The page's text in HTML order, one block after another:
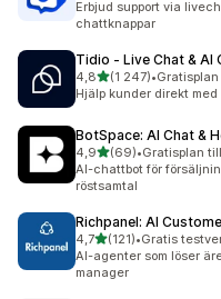
Erbjud support via
chattknappar
Tidio ‑ Live Chat & AI
4,8av 5 stjärnor
(1 247)
1247 recensioner totalt
•
Hjälp kunder direkt
BotSpace: AI Chat &
4,9av 5 stjärnor
(69)
69 recensioner totalt
•Gratisplan
AI-chattbot för
röstsamtal
Richpanel: AI
4,7av 5 stjärnor
(121)
121 recensioner totalt
•Gratis
AI-agenter som löser
manager